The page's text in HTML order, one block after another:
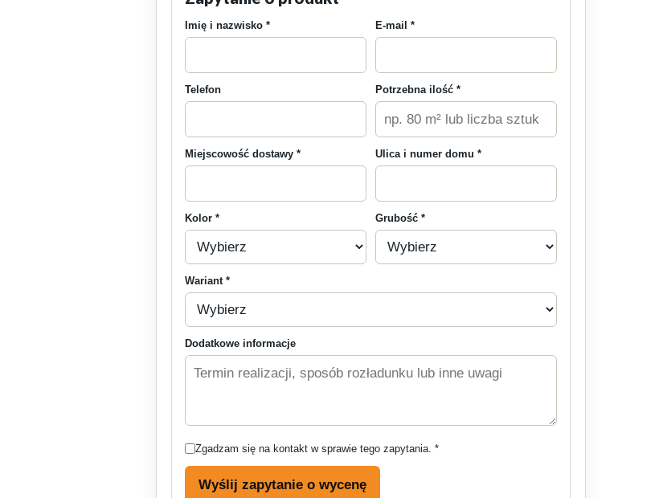
Imię i nazwisko * E-mail *
Telefon Potrzebna ilość *
Miejscowość dostawy * Ulica i numer domu *
Kolor * Grubość *
Wariant *
Dodatkowe informacje
Zgadzam się na kontakt w sprawie tego zapytania. *
Wyślij zapytanie o wycenę